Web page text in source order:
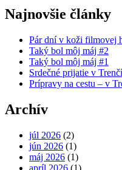
Najnovšie články
Pár dní v koži filmovej
Taký bol môj máj #2
Taký bol môj máj #1
Srdečné prijatie v
Prípravy na cestu – v
Archív
júl 2026 (2)
jún 2026 (1)
máj 2026 (1)
apríl 2026 (1)